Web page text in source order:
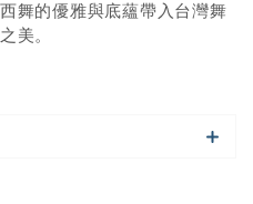
舞的優雅與底蘊帶入台灣舞
美。